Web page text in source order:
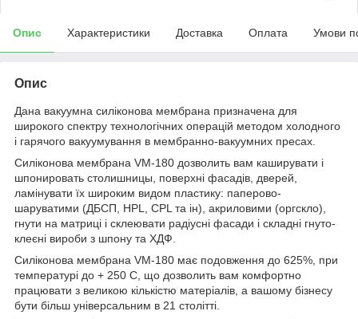
Опис Характеристики Доставка Оплата Умови
Опис
Дана вакуумна силіконова мембрана призначена для
широкого спектру технологічних операцій методом холодного
і гарячого вакуумування в мембранно-вакуумних пресах.
Силіконова мембрана VM-180 дозволить вам каширувати і
шпонировать столишницы, поверхні фасадів, дверей,
ламінувати їх широким видом пластику: паперово-
шаруватими (ДБСП, HPL, CPL та ін), акриловими (оргскло),
гнути на матриці і склеювати радіусні фасади і складні гнуто-
клеєні вироби з шпону та ХДФ.
Силіконова мембрана VM-180 має подовження до 625%, при
температурі до + 250 С, що дозволить вам комфортно
працювати з великою кількістю матеріалів, а вашому бізнесу
бути більш універсальним в 21 столітті.